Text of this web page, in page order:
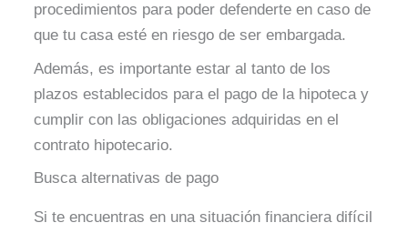
procedimientos para poder defenderte en caso de
que tu casa esté en riesgo de ser embargada.
Además, es importante estar al tanto de los
plazos establecidos para el pago de la hipoteca y
cumplir con las obligaciones adquiridas en el
contrato hipotecario.
Busca alternativas de pago
Si te encuentras en una situación financiera difícil